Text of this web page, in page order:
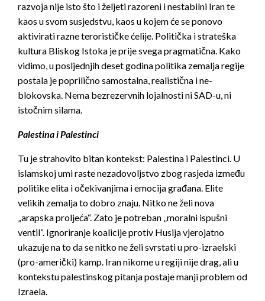
razvoja nije isto što i željeti razoreni i nestabilni Iran te
kaos u svom susjedstvu, kaos u kojem će se ponovo
aktivirati razne terorističke ćelije. Politička i strateška
kultura Bliskog Istoka je prije svega pragmatična. Kako
vidimo, u posljednjih deset godina politika zemalja regije
postala je poprilično samostalna, realistična i ne-
blokovska. Nema bezrezervnih lojalnosti ni SAD-u, ni
istočnim silama.
Palestina i Palestinci
Tu je strahovito bitan kontekst: Palestina i Palestinci. U
islamskoj umi raste nezadovoljstvo zbog rasjeda između
politike elita i očekivanjima i emocija građana. Elite
velikih zemalja to dobro znaju. Nitko ne želi nova
„arapska proljeća“. Zato je potreban „moralni ispušni
ventil“. Ignoriranje koalicije protiv Husija vjerojatno
ukazuje na to da se nitko ne želi svrstati u pro-izraelski
(pro-američki) kamp. Iran nikome u regiji nije drag, ali u
kontekstu palestinskog pitanja postaje manji problem od
Izraela.